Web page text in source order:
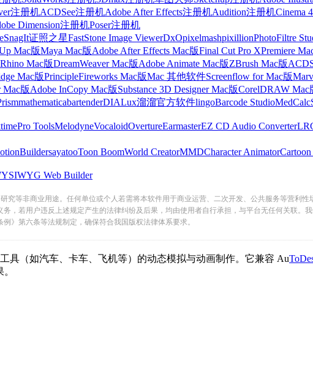
注册机ACDSee注册机Adobe After Effects注册机Audition注册机Cinema
Dimension注册机Poser注册机
SnagIt证照之星FastStone Image ViewerDxOpixelmashpixillionPhotoFiltre
Mac版Maya Mac版Adobe After Effects Mac版Final Cut Pro XPremiere
Rhino Mac版DreamWeaver Mac版Adobe Animate Mac版ZBrush Mac版
Mac版PrincipleFireworks Mac版Mac 其他软件Screenflow for Mac版
Mac版Adobe InCopy Mac版Substance 3D Designer Mac版CorelDRAW Mac
mathematicabartenderDIALux溜溜官方软件lingoBarcode StudioMedCalc
Pro ToolsMelodyneVocaloidOvertureEarmasterEZ CD Audio Converter
sayatooToon BoomWorld CreatorMMDCharacter Animator
Web Builder
等非商业用途。任何单位或个人若需将本软件用于商业运营、二次开发、公共服务等营利
，若用户违反上述规定产生的法律纠纷及后果，均由使用者自行承担，与平台无任何关联。
》第六条等法规制定，确保符合我国版权法律体系要求。
汽车、卡车、飞机等）的动态模拟与动画制作。它兼容 Au